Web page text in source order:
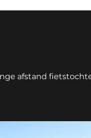
afstand